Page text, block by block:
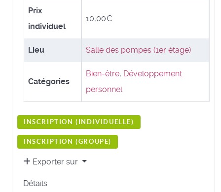
Prix
individuel
10,00€
Lieu Salle des pompes (1er étage)
Catégories
Bien-être, Développement
personnel
INSCRIPTION ( INDIVIDUELLE)
INSCRIPTION (GROUPE)
Exporter sur
Détails